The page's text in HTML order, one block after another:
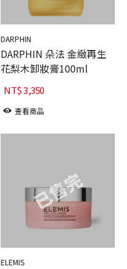
DARPHIN
DARPHIN 朵法 金緻再生
花梨木卸妝膏100ml
NT$3,350
查看商品
ELEMIS